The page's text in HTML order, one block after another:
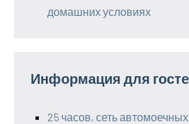
домашних условиях
Информация для
25 часов, сеть